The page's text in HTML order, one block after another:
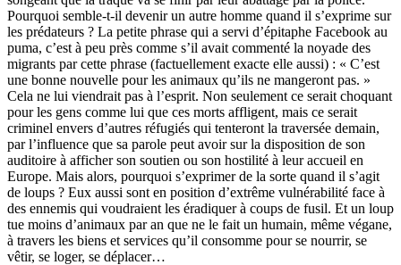
Pourquoi semble-t-il devenir un autre homme quand il s’exprime sur
les prédateurs ? La petite phrase qui a servi d’épitaphe Facebook au
puma, c’est à peu près comme s’il avait commenté la noyade des
migrants par cette phrase (factuellement exacte elle aussi) : « C’est
une bonne nouvelle pour les animaux qu’ils ne mangeront pas. »
Cela ne lui viendrait pas à l’esprit. Non seulement ce serait choquant
pour les gens comme lui que ces morts affligent, mais ce serait
criminel envers d’autres réfugiés qui tenteront la traversée demain,
par l’influence que sa parole peut avoir sur la disposition de son
auditoire à afficher son soutien ou son hostilité à leur accueil en
Europe. Mais alors, pourquoi s’exprimer de la sorte quand il s’agit
de loups ? Eux aussi sont en position d’extrême vulnérabilité face à
des ennemis qui voudraient les éradiquer à coups de fusil. Et un loup
tue moins d’animaux par an que ne le fait un humain, même végane,
à travers les biens et services qu’il consomme pour se nourrir, se
vêtir, se loger, se déplacer…